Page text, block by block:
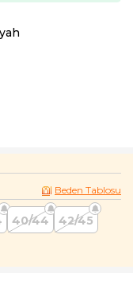
Beden Tablosu
40/44
42/45